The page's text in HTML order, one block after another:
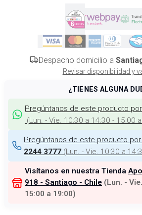
Despacho domicilio a
Revisar disponibilidad y
¿TIENES ALGUNA
Pregúntanos de este producto por
(Lun. - Vie. 10:30 a 14:30 - 15:00
Pregúntanos de este producto
2244 3777 (Lun. - Vie. 10:30 a
Visítanos en nuestra Tienda
918 - Santiago - Chile (Lun. -
15:00 a 19:00)